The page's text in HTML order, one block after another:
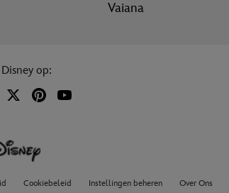
Vaiana
op:
Cookiebeleid Instellingen beheren Over Ons